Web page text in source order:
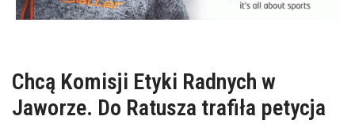
Chcą Komisji Etyki Radnych w
Jaworze. Do Ratusza trafiła petycja